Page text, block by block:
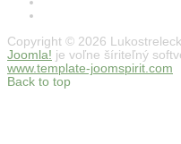
Copyright © 2026
Joomla! je voľne šíriteľný
www.template-joomspirit.com
Back to top